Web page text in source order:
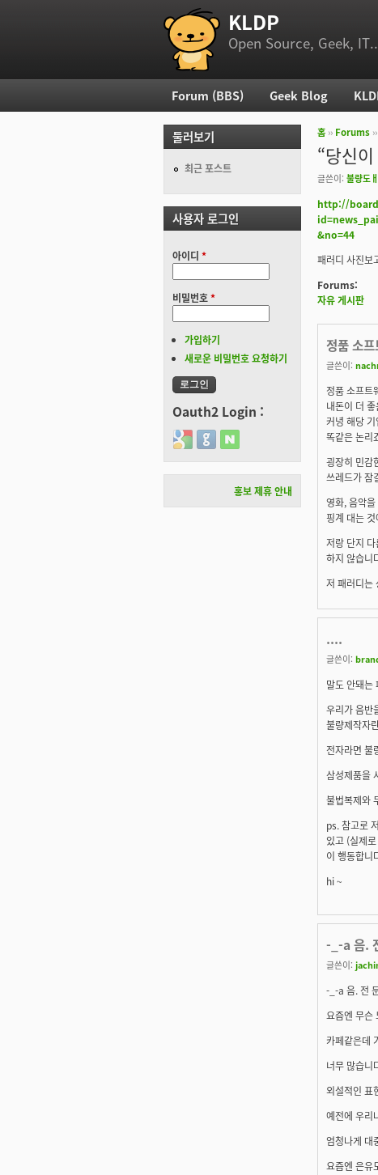
부 메뉴 KLDP
Open Source, Geek,
현재 위치
홈 ›› Forums ››
“당신
글쓴이: 불량도
http://
&no=44
패러디 사진보
Forums:
자유 게시판
정품 소
글쓴이:
정품 소프트
내돈이 더
커녕 해당
똑같은 논리
굉장히 민감
쓰레드가 잠
영화, 음악
핑계 대는
저랑 단지
하지 않습니
저 패러디는
....
글쓴이:
말도 안돼는
우리가 음반
불량제작자
전자라면 불
삼성제품을
불법복제와
ps. 참고로
있고 (실제
이 행동합니
hi ~
-_-a 음.
글쓴이:
-_-a 음. 전
요즘엔 무슨
카페같은데
너무 많습니
외설적인 표
예전에 우리
엄청나게 대
요즘엔 은유
주 메뉴
Forum (BBS) Geek Blog
둘러보기
최근 포스트
사용자 로그인
아이디 *
비밀번호*
가입하기
새로운 비밀번호 요청하기
Oauth2 Login :
Login with Google
Login with GitHub
Login with Naver
홍보 제휴 안내